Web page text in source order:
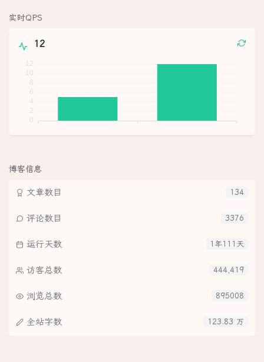
实时QPS
12
博客信息
134
文章数目
3376
评论数目
1年111天
运行天数
444,419
访客总数
895008
浏览总数
123.83 万
全站字数